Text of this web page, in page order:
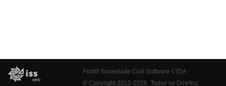
Fiorilli Sociedade Civil Software LTDA
© Copyright 2012-2026. Todos os Direitos